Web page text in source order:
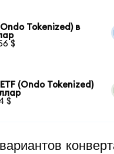
Tokenized) в
$
(Ondo Tokenized)
$